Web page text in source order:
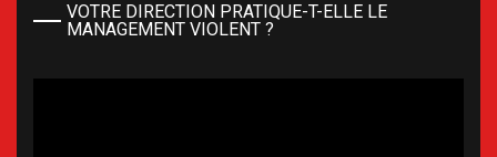
VOTRE DIRECTION PRATIQUE-T-ELLE LE
MANAGEMENT VIOLENT ?